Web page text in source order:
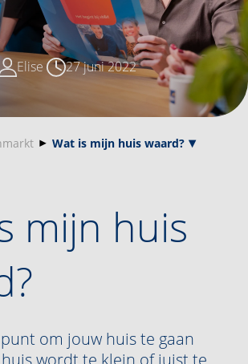
Elise 27 juni 2022
Wat is mijn huis waard?
mijn huis
om jouw huis te gaan
huis wordt te klein of juist te